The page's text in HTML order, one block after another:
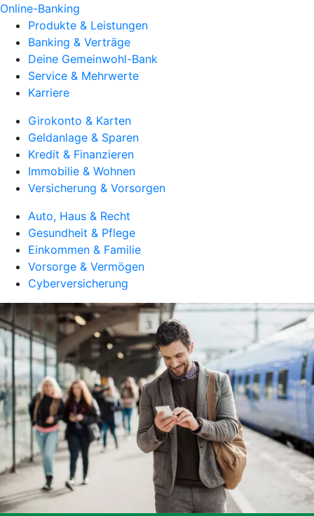
Online-Banking
Produkte & Leistungen
Banking & Verträge
Deine Gemeinwohl-Bank
Service & Mehrwerte
Karriere
Girokonto & Karten
Geldanlage & Sparen
Kredit & Finanzieren
Immobilie & Wohnen
Versicherung & Vorsorgen
Auto, Haus & Recht
Gesundheit & Pflege
Einkommen & Familie
Vorsorge & Vermögen
Cyberversicherung